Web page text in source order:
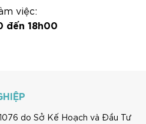
việc:
đến 18h00
do Sở Kế Hoạch và Đầu Tư